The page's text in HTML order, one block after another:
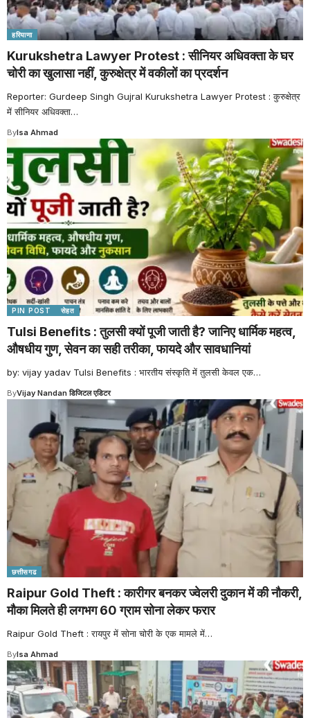
हरियाणा
Kurukshetra Lawyer Protest : सीनियर अधिवक्ता के घर
चोरी का खुलासा नहीं, कुरुक्षेत्र में वकीलों का प्रदर्शन
Reporter: Gurdeep Singh Gujral Kurukshetra Lawyer Protest : कुरुक्षेत्र
में सीनियर अधिवक्ता…
ByIsa Ahmad
PIN POST सेहत
Tulsi Benefits : तुलसी क्यों पूजी जाती है? जानिए धार्मिक महत्व,
औषधीय गुण, सेवन का सही तरीका, फायदे और सावधानियां
by: vijay yadav Tulsi Benefits : भारतीय संस्कृति में तुलसी केवल एक…
ByVijay Nandan डिजिटल एडिटर
छत्तीसगढ
Raipur Gold Theft : कारीगर बनकर ज्वेलरी दुकान में की नौकरी,
मौका मिलते ही लगभग 60 ग्राम सोना लेकर फरार
Raipur Gold Theft : रायपुर में सोना चोरी के एक मामले में…
ByIsa Ahmad